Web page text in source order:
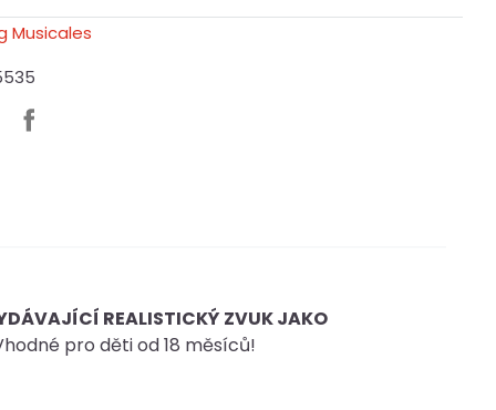
REALISTICKÝ ZVUK JAKO
pro děti od 18 měsíců!